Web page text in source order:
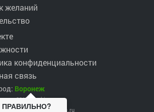
желаний
конфиденциальности
связь
Воронеж
ПРАВИЛЬНО?
2017 ©robinzons.ru
robinzons@robinzons.ru